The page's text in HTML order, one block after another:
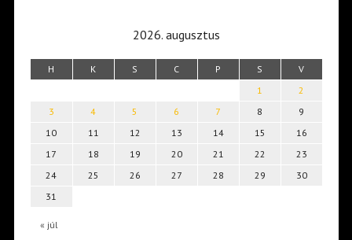
2026. augusztus
H K S C P S V
« júl
1
2
3
4 5 6 7 8
9
10
11 12 13 14 15
16
17
18 19 20 21 22
23
24
25 26 27 28 29
30
31